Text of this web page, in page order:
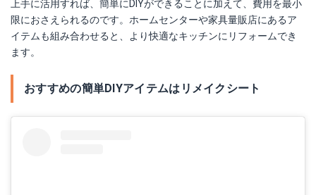
上手に活用すれば、簡単にDIYができることに加えて、費用を最小
限におさえられるのです。ホームセンターや家具量販店にあるア
イテムも組み合わせると、より快適なキッチンにリフォームでき
ます。
おすすめの簡単DIYアイテムはリメイクシート